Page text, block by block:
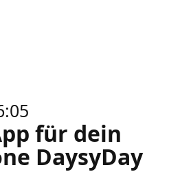
für dein
DaysyDay